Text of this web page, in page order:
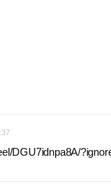
DGU7idnpa8A/